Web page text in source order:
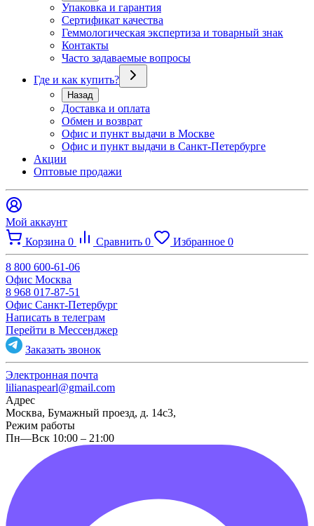
Упаковка и гарантия
Сертификат качества
Геммологическая экспертиза и товарный знак
Контакты
Часто задаваемые вопросы
Где и как купить?
Назад
Доставка и оплата
Обмен и возврат
Офис и пункт выдачи в Москве
Офис и пункт выдачи в Санкт-Петербурге
Акции
Оптовые продажи
Мой аккаунт
Корзина 0 Сравнить 0 Избранное 0
8 800 600-61-06
Офис Москва
8 968 017-87-51
Офис Санкт-Петербург
Написать в телеграм
Перейти в Мессенджер
Заказать звонок
Электронная почта
lilianaspearl@gmail.com
Адрес
Москва, Бумажный проезд, д. 14с3,
Режим работы
Пн—Вск 10:00 – 21:00